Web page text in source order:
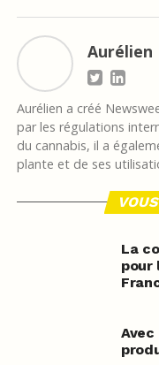
Aurélien
Aurélien a créé
par les régulations
du cannabis, il a
plante et de ses
La
pour
Avec